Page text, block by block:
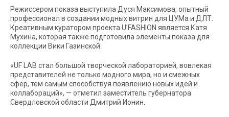
Режиссером показа выступила Дуся Максимова, опытный
профессионал в создании модных витрин для ЦУМа и ДЛТ.
Креативным куратором проекта U’FASHION является Катя
Мухина, которая также подготовила элементы показа для
коллекции Вики Газинской.
«UF LAB стал большой творческой лабораторией, вовлекая
представителей не только модного мира, но и смежных
сфер, тем самым способствуя появлению новых идей и
коллабораций», — отметил заместитель губернатора
Свердловской области Дмитрий Ионин.